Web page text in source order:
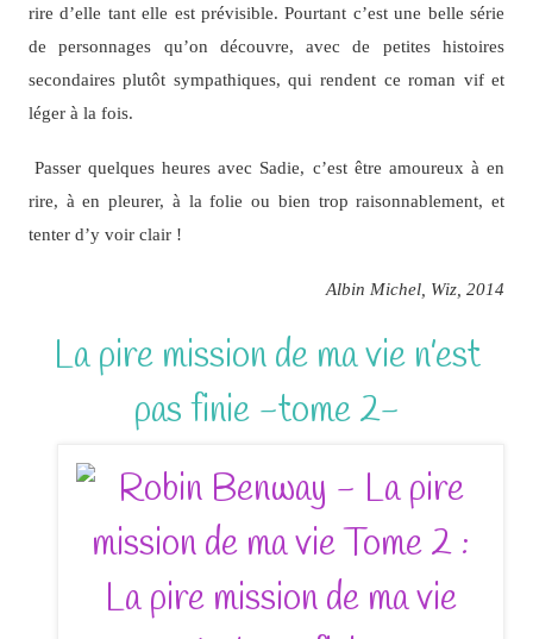
rire d’elle tant elle est prévisible. Pourtant c’est une belle série
de personnages qu’on découvre, avec de petites histoires
secondaires plutôt sympathiques, qui rendent ce roman vif et
léger à la fois.
Passer quelques heures avec Sadie, c’est être amoureux à en
rire, à en pleurer, à la folie ou bien trop raisonnablement, et
tenter d’y voir clair !
Albin Michel, Wiz, 2014
La pire mission de ma vie n’est
pas finie -tome 2-